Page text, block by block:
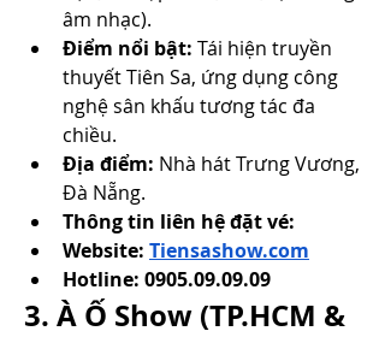
âm nhạc).
Điểm nổi bật: Tái hiện truyền
thuyết Tiên Sa, ứng dụng công
nghệ sân khấu tương tác đa
chiều.
Địa điểm: Nhà hát Trưng Vương,
Đà Nẵng.
Thông tin liên hệ đặt vé:
Website: Tiensashow.com
Hotline: 0905.09.09.09
3. À Ố Show (TP.HCM &